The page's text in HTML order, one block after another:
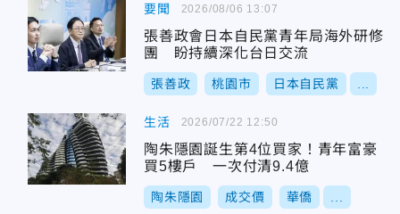
要聞
張善政會日本自民黨青年局海外研修
團 盼持續深化台日交流
張善政 桃園市 日本自民黨
2026/08/06 13:07
生活
陶朱隱園誕生第4位買家！青年富豪
買5樓戶 一次付清9.4億
陶朱隱園 成交價 華僑
2026/07/22 12:50